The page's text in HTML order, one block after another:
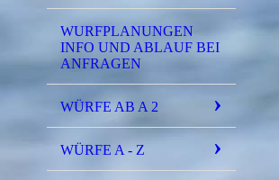
WURFPLANUNGEN
INFO UND ABLAUF BEI
ANFRAGEN
WÜRFE AB A 2
WÜRFE A - Z